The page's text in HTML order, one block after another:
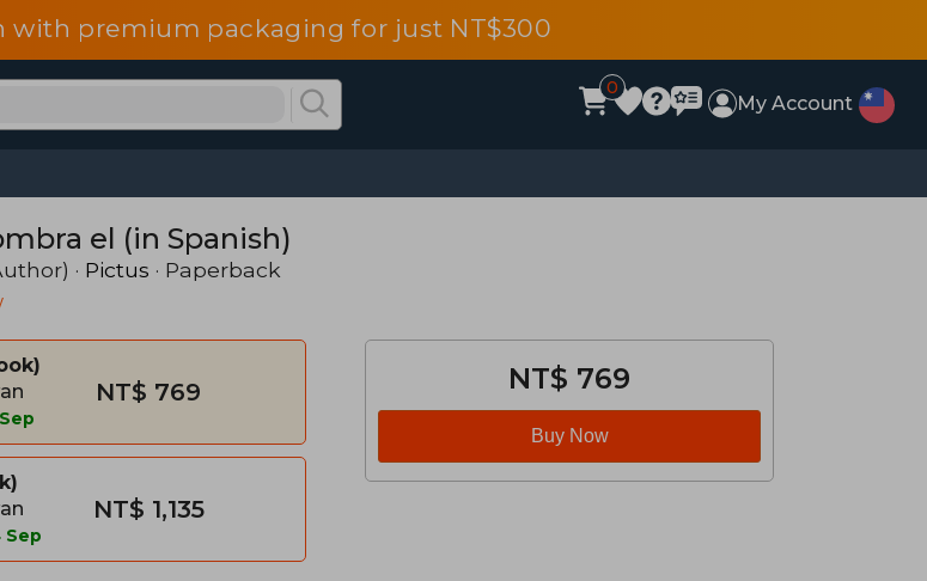
with premium packaging for just NT$300
0
My Account
el (in Spanish)
· Pictus · Paperback
NT$ 769
Sep
NT$ 1,135
NT$ 769
Buy Now